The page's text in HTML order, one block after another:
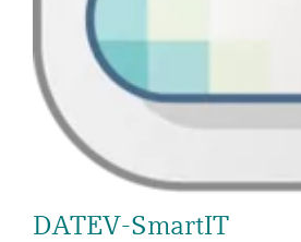
DATEV-SmartIT